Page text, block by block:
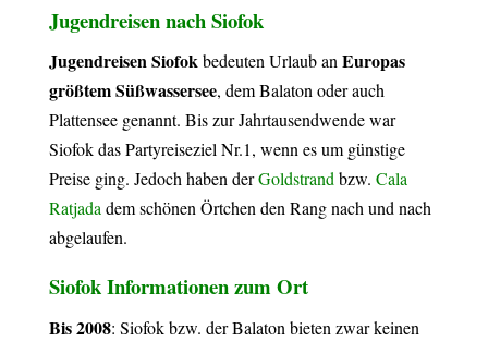
Jugendreisen nach Siofok
Jugendreisen Siofok bedeuten Urlaub an Europas
größtem Süßwassersee, dem Balaton oder auch
Plattensee genannt. Bis zur Jahrtausendwende war
Siofok das Partyreiseziel Nr.1, wenn es um günstige
Preise ging. Jedoch haben derGoldstrand bzw. Cala
Ratjada dem schönen Örtchen den Rang nach und nach
abgelaufen.
Siofok Informationen zum Ort
Bis 2008: Siofok bzw. der Balaton bieten zwar keinen